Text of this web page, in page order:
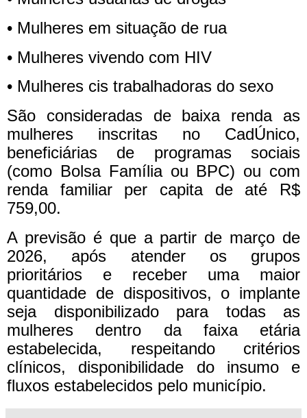
• Mulheres em situação de rua
• Mulheres vivendo com HIV
• Mulheres cis trabalhadoras do sexo
São consideradas de baixa renda as
mulheres inscritas no CadÚnico,
beneficiárias de programas sociais
(como Bolsa Família ou BPC) ou com
renda familiar per capita de até R$
759,00.
A previsão é que a partir de março de
2026, após atender os grupos
prioritários e receber uma maior
quantidade de dispositivos, o implante
seja disponibilizado para todas as
mulheres dentro da faixa etária
estabelecida, respeitando critérios
clínicos, disponibilidade do insumo e
fluxos estabelecidos pelo município.